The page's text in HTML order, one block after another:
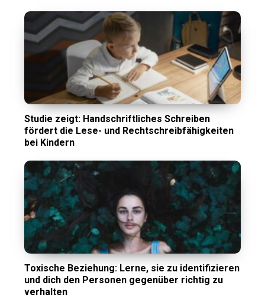
Studie zeigt: Handschriftliches Schreiben
fördert die Lese- und Rechtschreibfähigkeiten
bei Kindern
Toxische Beziehung: Lerne, sie zu identifizieren
und dich den Personen gegenüber richtig zu
verhalten